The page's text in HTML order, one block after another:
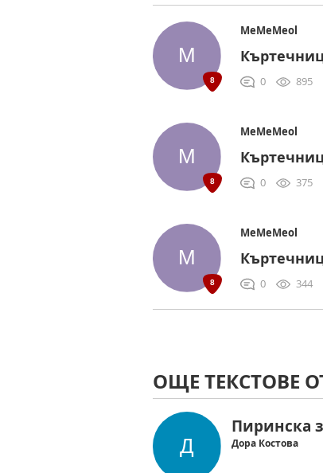
MeMeMeol
0 895
MeMeMeol
0 375
MeMeMeol
0 344
ОЩЕ ТЕКСТОВЕ
Пиринска
Дора Костова